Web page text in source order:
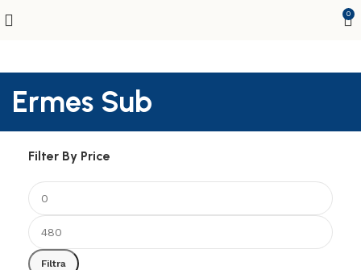
0
Ermes Sub
Filter By Price
Filtra